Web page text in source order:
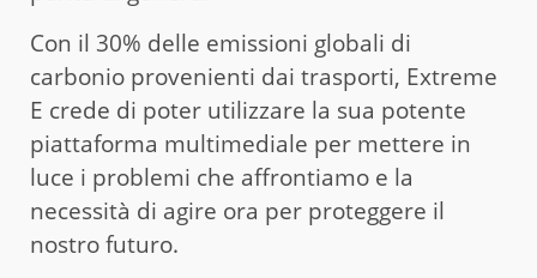
Con il 30% delle emissioni globali di
carbonio provenienti dai trasporti, Extreme
E crede di poter utilizzare la sua potente
piattaforma multimediale per mettere in
luce i problemi che affrontiamo e la
necessità di agire ora per proteggere il
nostro futuro.